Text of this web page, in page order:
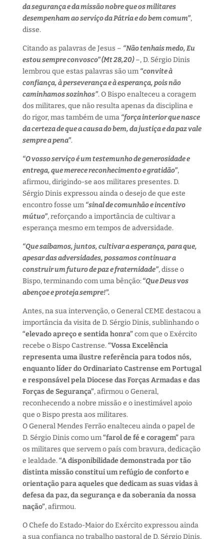
da segurança e da missão nobre que os militares
desempenham ao serviço da Pátria e do bem comum”,
disse.
Citando as palavras de Jesus – “Não tenhais medo, Eu
estou sempre convosco” (Mt 28,20)–, D. Sérgio Dinis
lembrou que estas palavras são um “convite à
confiança, à perseverança e à esperança, pois não
caminhamos sozinhos”. O Bispo enalteceu a coragem
dos militares, que não resulta apenas da disciplina e
do rigor, mas também de uma “força interior que nasce
da certeza de que a causa do bem, da justiça e da paz vale
sempre a pena”.
“O vosso serviço é um testemunho de generosidade e
entrega, que merece reconhecimento e gratidão”,
afirmou, dirigindo-se aos militares presentes. D.
Sérgio Dinis expressou ainda o desejo de que este
encontro fosse um “sinal de comunhão e incentivo
mútuo”, reforçando a importância de cultivar a
esperança mesmo em tempos de adversidade.
“Que saibamos, juntos, cultivar a esperança, para que,
apesar das adversidades, possamos continuar a
construir um futuro de paz e fraternidade”, disse o
Bispo, terminando com uma bênção:“Que Deus vos
abençoe e proteja sempre!”.
Antes, na sua intervenção, o General CEME destacou a
importância da visita de D. Sérgio Dinis, sublinhando o
“elevado apreço e sentida honra”com que o Exército
recebe o Bispo Castrense.“Vossa Excelência
representa uma ilustre referência para todos nós,
enquanto líder do Ordinariato Castrense em Portugal
e responsável pela Diocese das Forças Armadas e das
Forças de Segurança”, afirmou o General,
reconhecendo a nobre missão e o inestimável apoio
que o Bispo presta aos militares.
O General Mendes Ferrão enalteceu ainda o papel de
D. Sérgio Dinis como um“farol de fé e coragem”para
os militares que servem o país com bravura, dedicação
e lealdade.“A disponibilidade demonstrada por tão
distinta missão constitui um refúgio de conforto e
orientação para aqueles que dedicam as suas vidas à
defesa da paz, da segurança e da soberania da nossa
nação”, afirmou.
O Chefe do Estado-Maior do Exército expressou ainda
a sua confiança no trabalho pastoral de D. Sérgio Dinis,